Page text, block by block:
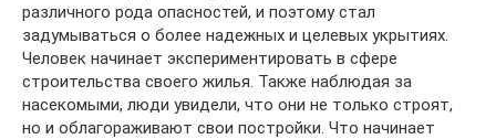
различного рода опасностей, и поэтому стал
задумываться о более надежных и целевых укрытиях.
Человек начинает экспериментировать в сфере
строительства своего жилья. Также наблюдая за
насекомыми, люди увидели, что они не только строят,
но и облагораживают свои постройки. Что начинает